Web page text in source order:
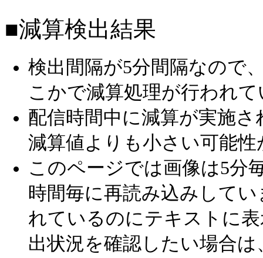
■減算検出結果
検出間隔が5分間隔なので
こかで減算処理が行われ
配信時間中に減算が実施
減算値よりも小さい可能
このページでは画像は5分
時間毎に再読み込みして
れているのにテキストに
出状況を確認したい場合